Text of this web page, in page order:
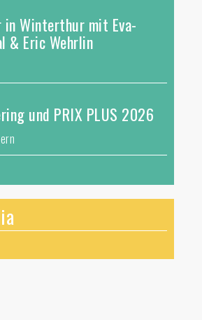
Winterthur mit Eva-
& Eric Wehrlin
und PRIX PLUS 2026